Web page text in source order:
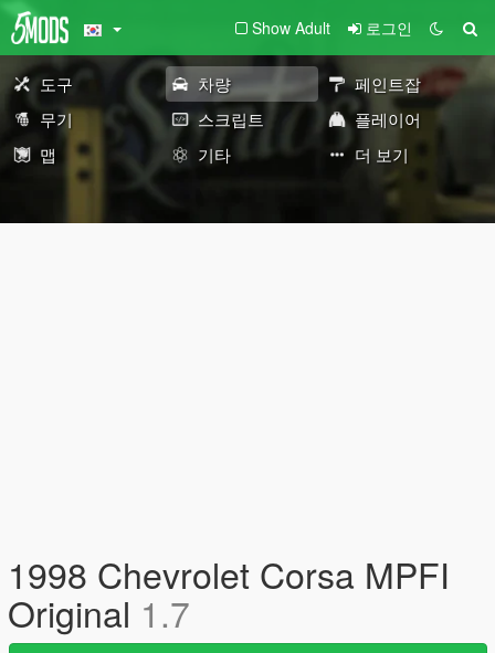
Show Adult 로그인
도구 차량
페인트잡
무기
스크립트
플레이어
맵
기타 더 보기
1998 Chevrolet Corsa MPFI
Original 1.7